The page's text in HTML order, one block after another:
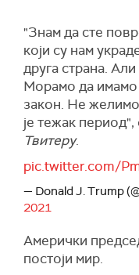
"Знам да сте
који су нам
друга страна.
Морамо да
закон. Не
је тежак
Твитеру.
pic.twitter.com/
— Donald J. Trump
2021
Амерички
постоји мир.